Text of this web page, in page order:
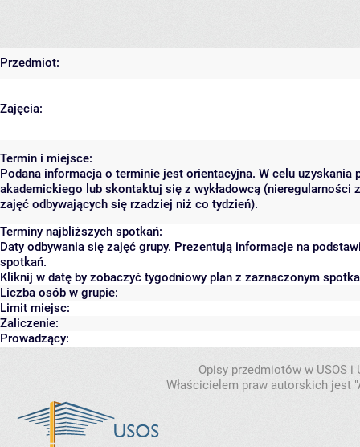
Przedmiot:
Zajęcia:
Termin i miejsce:
Podana informacja o terminie jest orientacyjna. W celu
akademickiego lub skontaktuj się z wykładowcą (nieregularności
zajęć odbywających się rzadziej niż co tydzień).
Terminy najbliższych spotkań:
Daty odbywania się zajęć grupy. Prezentują informacje na
spotkań.
Kliknij w datę by zobaczyć tygodniowy plan z zaznaczonym
Liczba osób w grupie:
Limit miejsc:
Zaliczenie:
Prowadzący:
Opisy przedmiotów w USOS
Właścicielem praw autorskich jest